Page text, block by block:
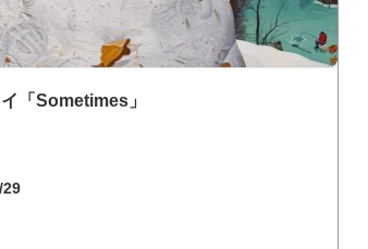
「Sometimes」
29